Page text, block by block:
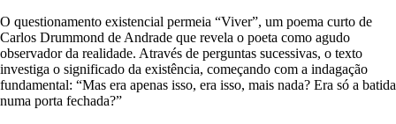
O questionamento existencial permeia “Viver”, um poema curto de
Carlos Drummond de Andrade que revela o poeta como agudo
observador da realidade. Através de perguntas sucessivas, o texto
investiga o significado da existência, começando com a indagação
fundamental: “Mas era apenas isso, era isso, mais nada? Era só a batida
numa porta fechada?”